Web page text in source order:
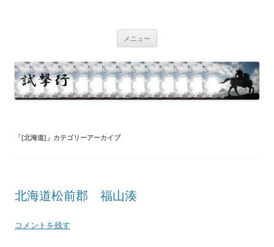
キ
ッ
プ
メニュー
「[北海道] 」カテゴリーアーカイブ
北海道松前郡 福山湊
コメントを残す